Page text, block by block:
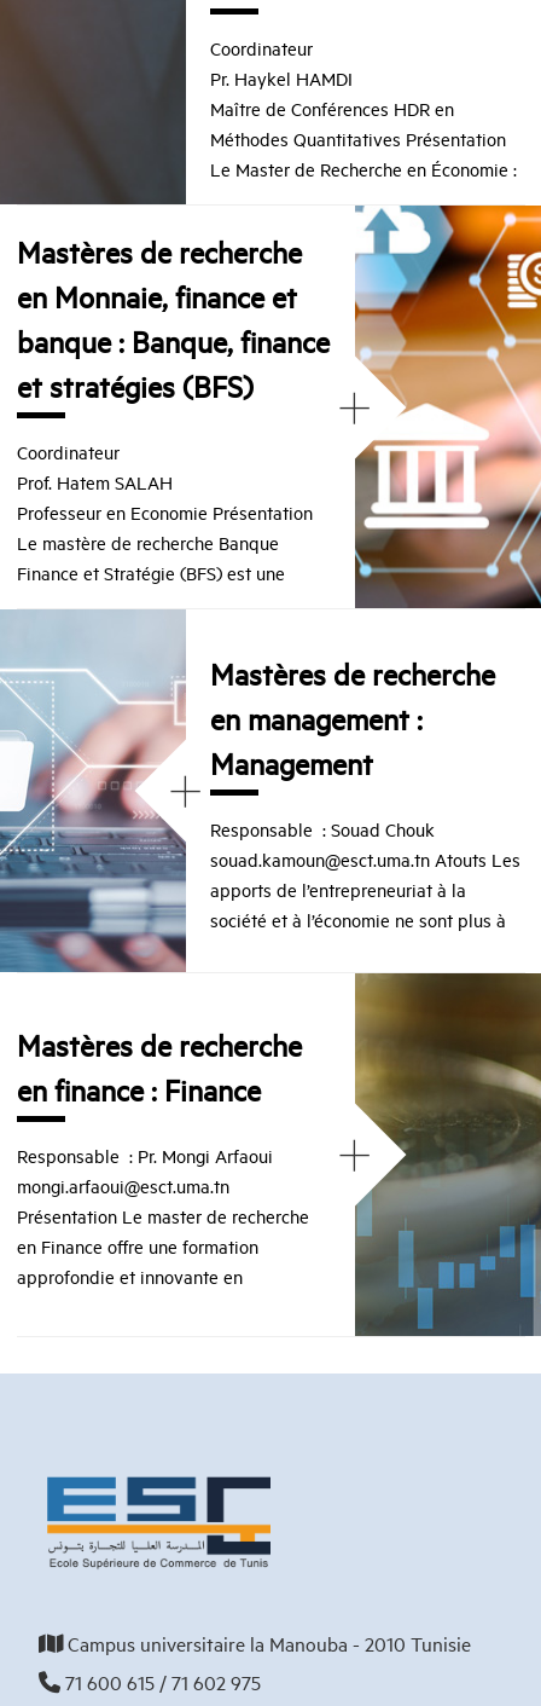
Coordinateur
Pr. Haykel HAMDI
Maître de Conférences HDR en
Méthodes Quantitatives Présentation
Le Master de Recherche en Économie :
Mastères de recherche
en Monnaie, finance et
banque : Banque, finance
et stratégies (BFS)
Coordinateur
Prof. Hatem SALAH
Professeur en Economie Présentation
Le mastère de recherche Banque
Finance et Stratégie (BFS) est une
+
Mastères de recherche
en management :
Management
Responsable : Souad Chouk
souad.kamoun@esct.uma.tn Atouts Les
apports de l’entrepreneuriat à la
société et à l’économie ne sont plus à
+
Mastères de recherche
en finance : Finance
Responsable : Pr. Mongi Arfaoui
mongi.arfaoui@esct.uma.tn
Présentation Le master de recherche
en Finance offre une formation
approfondie et innovante en
+
Campus universitaire la Manouba - 2010 Tunisie
71 600 615 / 71 602 975